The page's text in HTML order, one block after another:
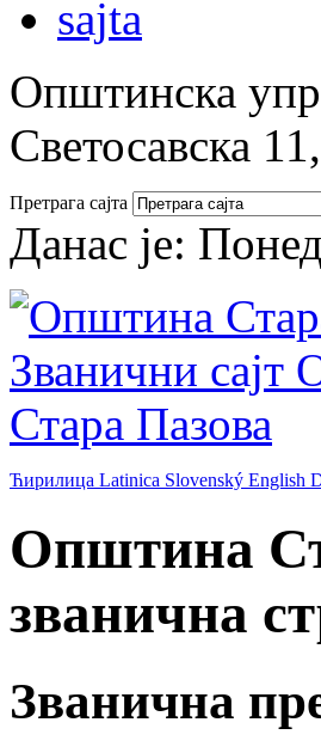
Општинска
Светосавска
Претрага сајта
Данас је:
Ћирилица Latinica Slovenský English
Општина
званична
Званична